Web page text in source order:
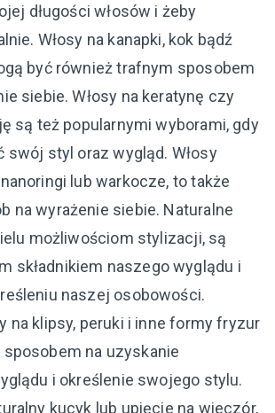
długości włosów i żeby
Włosy na kanapki, kok bądź
być również trafnym sposobem
siebie. Włosy na keratynę czy
są też popularnymi wyborami, gdy
swój styl oraz wygląd. Włosy
lub warkocze, to także
na wyrażenie siebie. Naturalne
możliwościom stylizacji, są
składnikiem naszego wyglądu i
naszej osobowości.
na klipsy, peruki i inne formy fryzur
sposobem na uzyskanie
i określenie swojego stylu.
kucyk lub upięcie na wieczór,